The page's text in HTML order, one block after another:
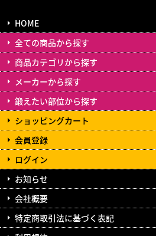
HOME
全ての商品から探す
商品カテゴリから探す
メーカーから探す
鍛えたい部位から探す
ショッピングカート
会員登録
ログイン
お知らせ
会社概要
特定商取引法に基づく表記